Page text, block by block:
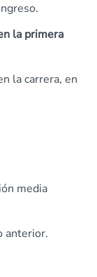
la primera
la carrera, en
media
anterior.